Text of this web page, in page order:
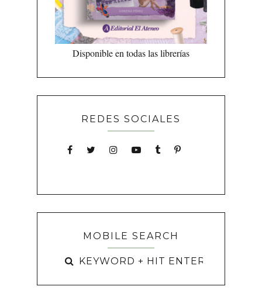
Disponible en todas las librerías
REDES SOCIALES
MOBILE SEARCH